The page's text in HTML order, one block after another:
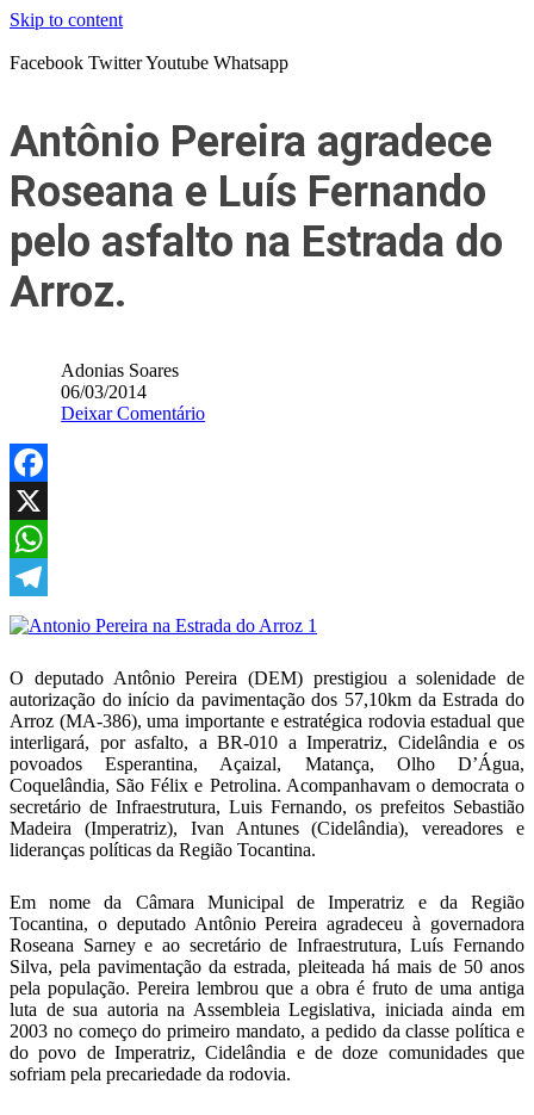
Skip to content
Facebook TwitterYoutube Whatsapp
Antônio Pereira agradece
Roseana e Luís Fernando
pelo asfalto na Estrada do
Arroz.
Adonias Soares
06/03/2014
Deixar Comentário
Facebook
X
WhatsApp
Telegram
O deputado Antônio Pereira (DEM) prestigiou a solenidade de
autorização do início da pavimentação dos 57,10km da Estrada do
Arroz (MA-386), uma importante e estratégica rodovia estadual que
interligará, por asfalto, a BR-010 a Imperatriz, Cidelândia e os
povoados Esperantina, Açaizal, Matança, Olho D’Água,
Coquelândia, São Félix e Petrolina. Acompanhavam o democrata o
secretário de Infraestrutura, Luis Fernando, os prefeitos Sebastião
Madeira (Imperatriz), Ivan Antunes (Cidelândia), vereadores e
lideranças políticas da Região Tocantina.
Em nome da Câmara Municipal de Imperatriz e da Região
Tocantina, o deputado Antônio Pereira agradeceu à governadora
Roseana Sarney e ao secretário de Infraestrutura, Luís Fernando
Silva, pela pavimentação da estrada, pleiteada há mais de 50 anos
pela população. Pereira lembrou que a obra é fruto de uma antiga
luta de sua autoria na Assembleia Legislativa, iniciada ainda em
2003 no começo do primeiro mandato, a pedido da classe política e
do povo de Imperatriz, Cidelândia e de doze comunidades que
sofriam pela precariedade da rodovia.